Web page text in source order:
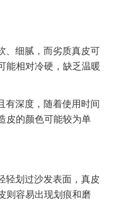
、细腻，而劣质真皮可
能相对冷硬，缺乏温暖
有深度，随着使用时间
皮的颜色可能较为单
轻划过沙发表面，真皮
则容易出现划痕和磨